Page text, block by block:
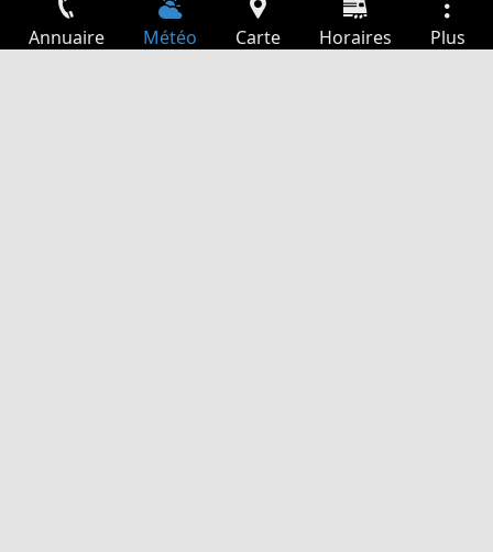
Annuaire Météo Carte Horaires Plus